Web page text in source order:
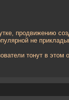
продвижению
не
тонут в